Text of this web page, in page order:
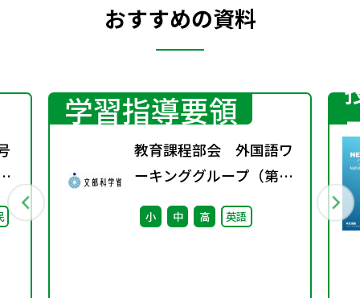
おすすめの資料
学習指導要領
教育課程部会 外国語ワ
ーキンググループ（第7
回） 配付資料
小 中 高 英語